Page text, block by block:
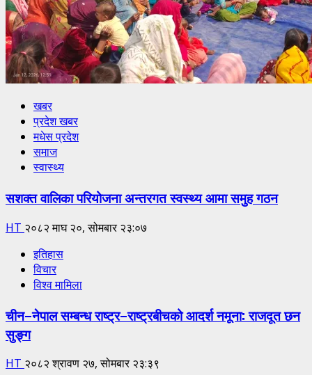
खबर
प्रदेश खबर
मधेस प्रदेश
समाज
स्वास्थ्य
सशक्त वालिका परियोजना अन्तरगत स्वस्थ्य आमा समुह गठन
HT २०८२ माघ २०, सोमबार २३:०७
इतिहास
विचार
विश्व मामिला
चीन–नेपाल सम्बन्ध राष्ट्र–राष्ट्रबीचको आदर्श नमूना: राजदूत छन
सुङ्ग
HT २०८२ श्रावण २७, सोमबार २३:३९